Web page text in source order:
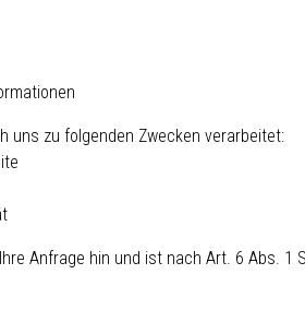
uns zu folgenden Zwecken verarbeitet:
Anfrage hin und ist nach Art. 6 Abs.